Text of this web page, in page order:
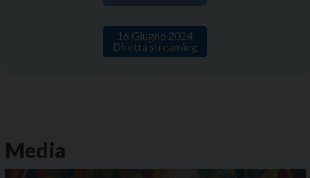
16 Giugno 2024
Diretta streaming
Media